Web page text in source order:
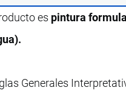
es pintura
Generales